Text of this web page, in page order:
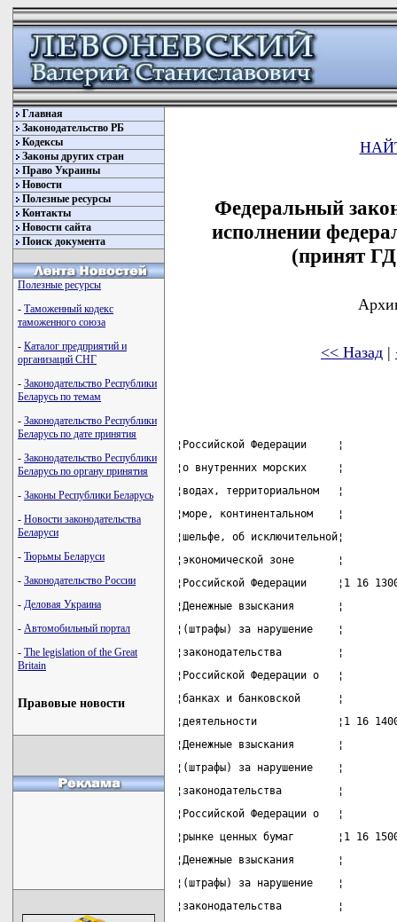
Главная
Законодательство РБ
Кодексы
Законы других стран
Право Украины
Новости
Полезные ресурсы
Контакты
Новости сайта
Поиск документа
Полезные ресурсы
- Таможенный кодекс
таможенного союза
- Каталог предприятий и
организаций СНГ
- Законодательство Республики
Беларусь по темам
- Законодательство Республики
Беларусь по дате принятия
- Законодательство Республики
Беларусь по органу принятия
- Законы Республики Беларусь
- Новости законодательства
Беларуси
- Тюрьмы Беларуси
- Законодательство России
- Деловая Украина
- Автомобильный портал
- The legislation of the Great
Britain
Правовые новости
Федеральный
исполнении
(принят
<< Назад |
¦Российской Федерации
¦о внутренних морских
¦водах, территориальном
¦море, континентальном
¦шельфе, об
¦экономической зоне
¦Российской Федерации     ¦1 16
¦Денежные взыскания
¦(штрафы) за нарушение
¦законодательства
¦Российской Федерации о
¦банках и банковской
¦деятельности             ¦1 16
¦Денежные взыскания
¦(штрафы) за нарушение
¦законодательства
¦Российской Федерации о
¦рынке ценных бумаг       ¦1 16
¦Денежные взыскания
¦(штрафы) за нарушение
¦законодательства